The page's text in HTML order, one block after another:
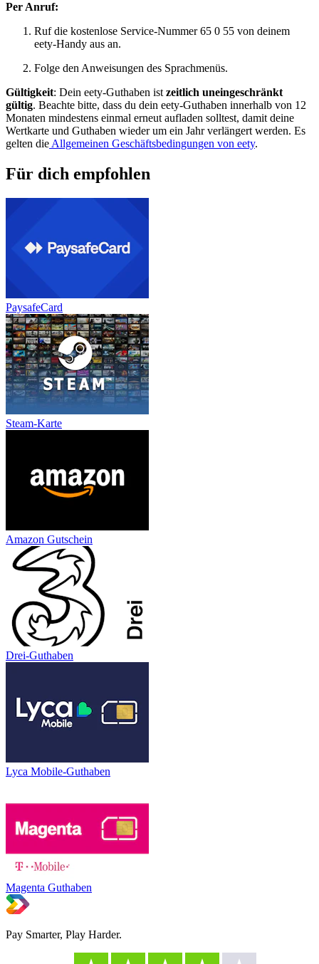
Per Anruf:
Ruf die kostenlose Service-Nummer 65 0 55 von deinem
eety-Handy aus an.
Folge den Anweisungen des Sprachmenüs.
Gültigkeit: Dein eety-Guthaben ist zeitlich uneingeschränkt
gültig. Beachte bitte, dass du dein eety-Guthaben innerhalb von 12
Monaten mindestens einmal erneut aufladen solltest, damit deine
Wertkarte und Guthaben wieder um ein Jahr verlängert werden. Es
gelten die Allgemeinen Geschäftsbedingungen von eety.
Für dich empfohlen
PaysafeCard
Steam-Karte
Amazon Gutschein
Drei-Guthaben
Lyca Mobile-Guthaben
Magenta Guthaben
Pay Smarter, Play Harder.